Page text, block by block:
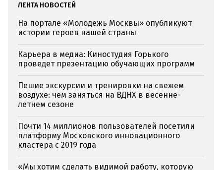
ЛЕНТА НОВОСТЕЙ
На портале «Молодежь Москвы» опубликуют
истории героев нашей страны
Карьера в медиа: Киностудия Горького
проведет презентацию обучающих программ
Пешие экскурсии и тренировки на свежем
воздухе: чем заняться на ВДНХ в весенне-
летнем сезоне
Почти 14 миллионов пользователей посетили
платформу Московского инновационного
кластера с 2019 года
«Мы хотим сделать видимой работу, которую